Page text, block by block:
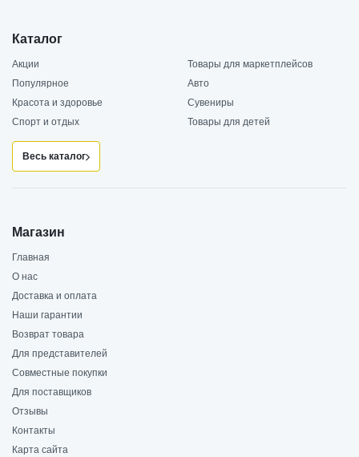
Каталог
Акции
Товары для маркетплейсов
Популярное
Авто
Красота и здоровье
Сувениры
Спорт и отдых
Товары для детей
Весь каталог
Магазин
Главная
О нас
Доставка и оплата
Наши гарантии
Возврат товара
Для представителей
Совместные покупки
Для поставщиков
Отзывы
Контакты
Карта сайта